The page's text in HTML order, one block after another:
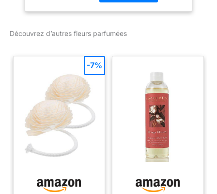
Découvrez d’autres fleurs parfumées
-7%